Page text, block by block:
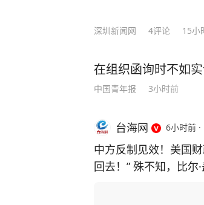
深圳新闻网 4评论 15小
在组织函询时不如
中国青年报 3小时前
台海网 6小时前 ·
中方反制见效！美国
回去！” 殊不知，比尔